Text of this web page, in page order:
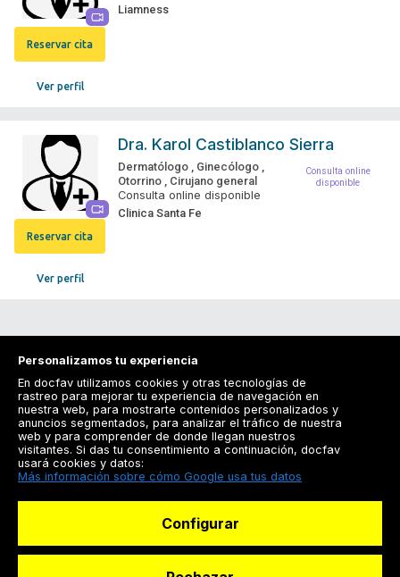
Ver perfil
Reservar cita
Liamness
Ver perfil
Reservar cita
Dra. Karol Castiblanco Sierra
Dermatólogo Ginecólogo
Otorrino
Cirujano general
Consulta online
disponible
Consulta online disponible
Clinica Santa Fe
Registrarse
Docfav
Personalizamos tu experiencia
En docfav utilizamos cookies y otras tecnologías de
rastreo para mejorar tu experiencia de navegación en
nuestra web, para mostrarte contenidos personalizados y
anuncios segmentados, para analizar el tráfico de nuestra
web y para comprender de donde llegan nuestros
visitantes. Si das tu consentimiento a continuación, docfav
usará cookies y datos:
Más información sobre cómo Google usa tus datos
Configurar